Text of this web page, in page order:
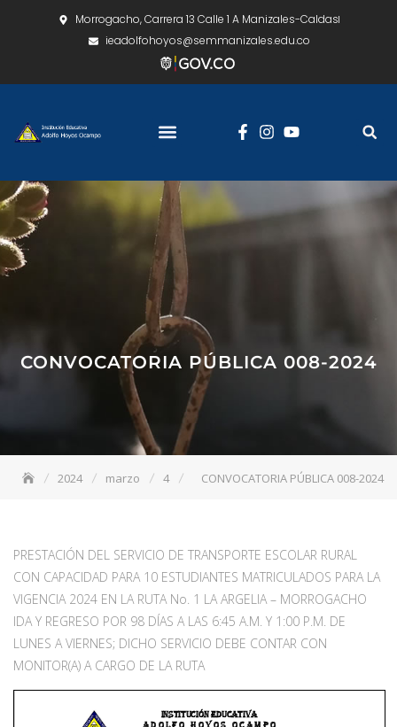
Morrogacho, Carrera 13 Calle 1 A Manizales-Caldas
ieadolfohoyos@semmanizales.edu.co
CONVOCATORIA PÚBLICA 008-2024
2024 marzo 4 CONVOCATORIA PÚBLICA 008-2024
PRESTACIÓN DEL SERVICIO DE TRANSPORTE ESCOLAR RURAL
CON CAPACIDAD PARA 10 ESTUDIANTES MATRICULADOS PARA LA
VIGENCIA 2024 EN LA RUTA No. 1 LA ARGELIA – MORROGACHO
IDA Y REGRESO POR 98 DÍAS A LAS 6:45 A.M. Y 1:00 P.M. DE
LUNES A VIERNES; DICHO SERVICIO DEBE CONTAR CON
MONITOR(A) A CARGO DE LA RUTA